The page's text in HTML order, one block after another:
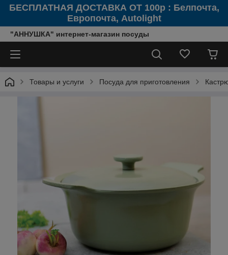
БЕСПЛАТНАЯ ДОСТАВКА ОТ 100р : Белпочта,
Европочта, Autolight
"АННУШКА" интернет-магазин посуды
Товары и услуги Посуда для приготовления